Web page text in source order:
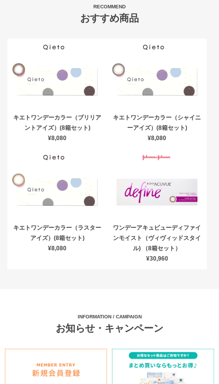
RECOMMEND
おすすめ商品
キエトワンデーカラー（ブリリア
ントアイズ）(8箱セット)
¥8,080
キエトワンデーカラー（シャイニ
ーアイズ）(8箱セット)
¥8,080
キエトワンデーカラー（ラスター
アイズ）(8箱セット)
¥8,080
ワンデーアキュビューディファイ
ンモイスト（ヴィヴィッドスタイ
ル) （8箱セット）
¥30,960
INFORMATION / CAMPAIGN
お知らせ・キャンペーン